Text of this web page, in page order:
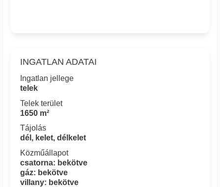
INGATLAN ADATAI
Ingatlan jellege
telek
Telek terület
1650 m²
Tájolás
dél, kelet, délkelet
Közműállapot
csatorna: bekötve
gáz: bekötve
villany: bekötve